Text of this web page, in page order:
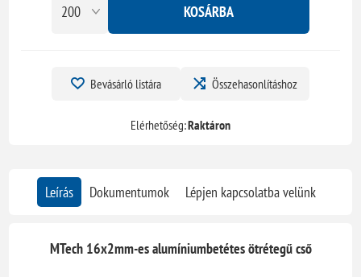
KOSÁRBA
Bevásárló listára Összehasonlításhoz
Elérhetőség:Raktáron
Leírás Dokumentumok Lépjen kapcsolatba velünk
​MTech 16x2mm-es alumíniumbetétes ötrétegű cső